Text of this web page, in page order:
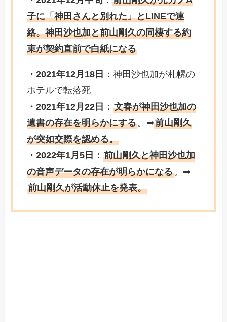
子に「神田さんと別れた」とLINEで連
絡。神田沙也加と前山剛久の同棲する約
束が契約直前で白紙になる
・2021年12月18日 ：神田沙也加が札幌の
ホテルで転落死
・2021年12月22日：文春が神田沙也加の
遺書の存在を明らかにする。➡︎前山剛久
が突如交際を認める。
・2022年1月5日：前山剛久と神田沙也加
の音声データの存在が明らかになる。➡︎
前山剛久が活動休止を発表。